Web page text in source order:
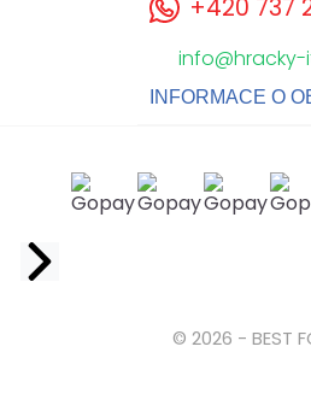
+420 737
INFORMACE O
© 2026 - BEST